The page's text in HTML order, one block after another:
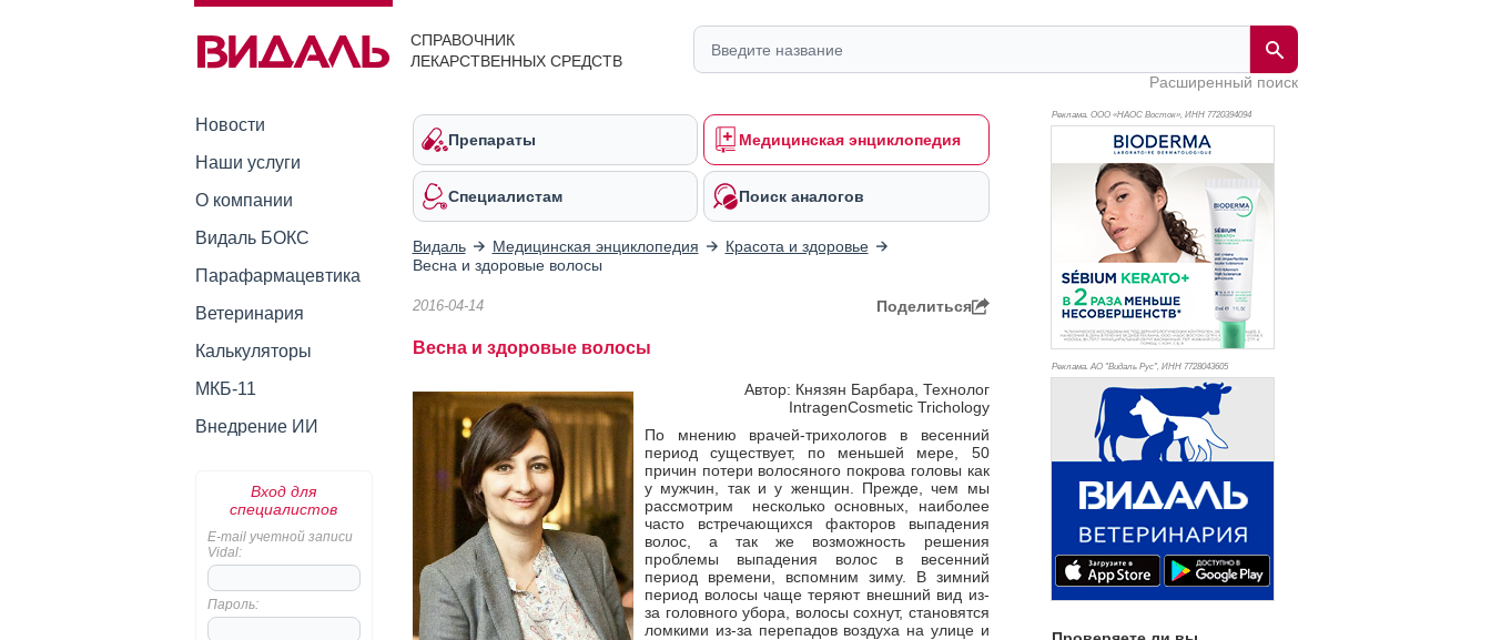
СПРАВОЧНИК
ЛЕКАРСТВЕННЫХ СРЕДСТВ
Расширенный поиск
Новости
Наши услуги
О компании
Видаль БОКС
Парафармацевтика
Ветеринария
Калькуляторы
МКБ-11
Внедрение ИИ
Вход для
специалистов
E-mail учетной записи
Vidal:
Пароль:
Препараты Медицинская энциклопедия
Специалистам Поиск аналогов
Видаль Медицинская энциклопедия
Красота и здоровье
Весна и здоровые волосы
2016-04-14 Поделиться
Весна и здоровые волосы
Автор: Князян Барбара, Технолог
IntragenCosmetic Trichology
По мнению врачей-трихологов в весенний
период существует, по меньшей мере, 50
причин потери волосяного покрова головы как
у мужчин, так и у женщин. Прежде, чем мы
рассмотрим несколько основных, наиболее
часто встречающихся факторов выпадения
волос, а так же возможность решения
проблемы выпадения волос в весенний
период времени, вспомним зиму. В зимний
период волосы чаще теряют внешний вид из-
за головного убора, волосы сохнут, становятся
ломкими из-за перепадов воздуха на улице и
Реклама. ООО «НАОС Восток», ИНН 7720394094
Реклама. АО "Видаль Рус", ИНН 7728043605